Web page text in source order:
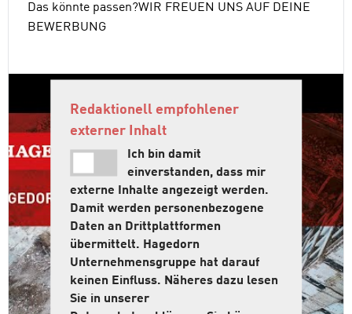
Das könnte passen?WIR FREUEN UNS AUF DEINE
BEWERBUNG
Redaktionell empfohlener
externer Inhalt
Ich bin damit
einverstanden, dass mir
externe Inhalte angezeigt werden.
Damit werden personenbezogene
Daten an Drittplattformen
übermittelt. Hagedorn
Unternehmensgruppe hat darauf
keinen Einfluss. Näheres dazu lesen
Sie in unserer